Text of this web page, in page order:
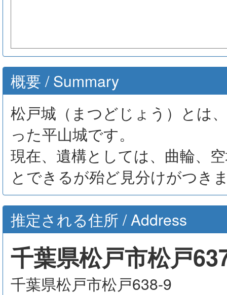
概要 / Summary
松戸城（まつどじょう）とは
った平山城です。
現在、遺構としては、曲輪、
とできるが殆ど見分けがつき
推定される住所 / Address
千葉県松戸市松戸
千葉県松戸市松戸638-9